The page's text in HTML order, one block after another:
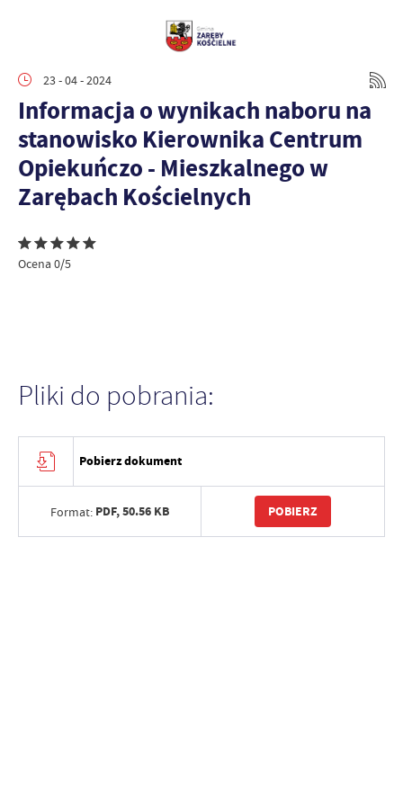
23 - 04 - 2024
Informacja o wynikach naboru na
stanowisko Kierownika Centrum
Opiekuńczo - Mieszkalnego w
Zarębach Kościelnych
Ocena 0/5
Pliki do pobrania:
Pobierz dokument
Format: PDF,50.56 KB POBIERZ